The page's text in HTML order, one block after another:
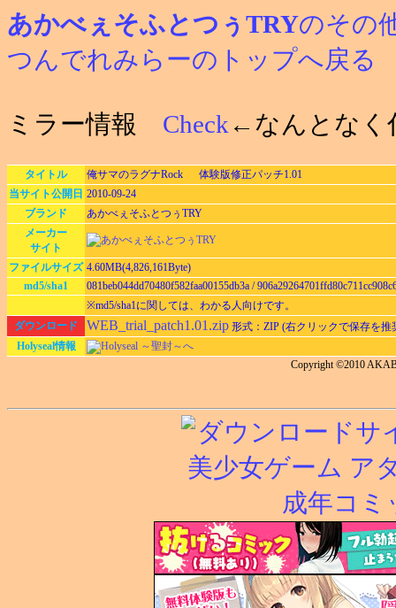
あかべぇそふとつぅTRYのその
つんでれみらーのトップへ戻る
ミラー情報 Check ←なんとなく
タイトル
俺サマのラグナRock 体験版修正パッチ1.01
当サイト公開日 2010-09-24
ブランド
あかべぇそふとつぅTRY
メーカー
サイト
ファイルサイズ 4.60MB(4,826,161Byte)
md5/sha1
081beb044dd70480f582faa00155db3a /
※md5/sha1に関しては、わかる人向けです。
ダウンロード
WEB_trial_patch1.01.zip 形式：ZIP (右クリックで保存を
Holyseal情報
Holyseal ～聖封～へ
Copyright ©2010